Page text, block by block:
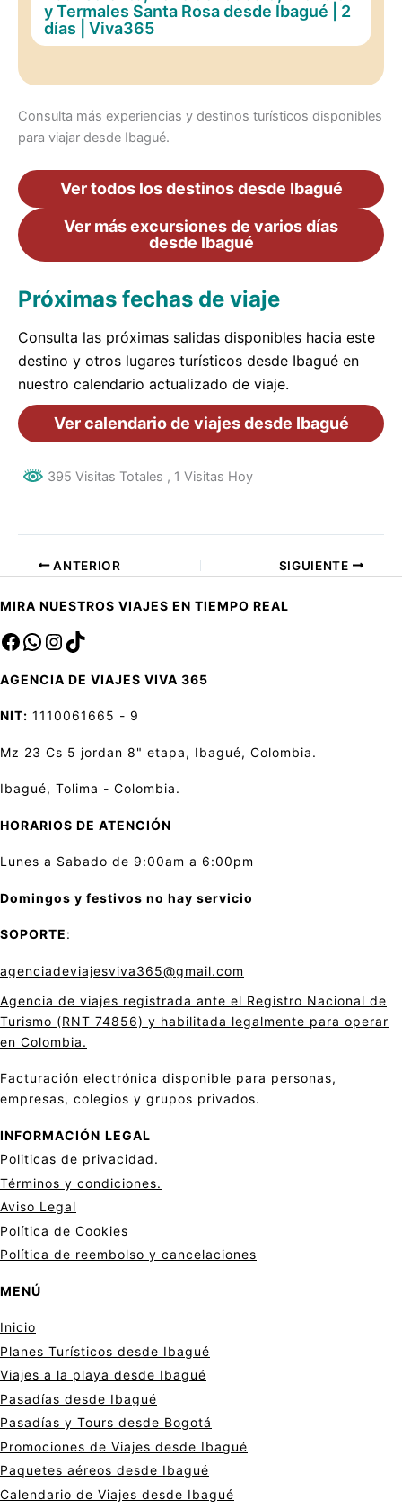
y Termales Santa Rosa desde Ibagué | 2
días | Viva365
Consulta más experiencias y destinos turísticos disponibles
para viajar desde Ibagué.
Ver todos los destinos desde Ibagué
Ver más excursiones de varios días
desde Ibagué
Próximas fechas de viaje
Consulta las próximas salidas disponibles hacia este
destino y otros lugares turísticos desde Ibagué en
nuestro calendario actualizado de viaje.
Ver calendario de viajes desde Ibagué
395 Visitas Totales , 1 Visitas Hoy
ANTERIOR SIGUIENTE
MIRA NUESTROS VIAJES EN TIEMPO REAL
Facebook
saInstagram
TikTok
AGENCIA DE VIAJES VIVA 365
NIT: 1110061665 - 9
Mz 23 Cs 5 jordan 8" etapa, Ibagué, Colombia.
Ibagué, Tolima - Colombia.
HORARIOS DE ATENCIÓN
Lunes a Sabado de 9:00am a 6:00pm
Domingos y festivos no hay servicio
SOPORTE:
agenciadeviajesviva365@gmail.com
Agencia de viajes registrada ante el Registro Nacional de
Turismo (RNT 74856) y habilitada legalmente para operar
en Colombia.
Facturación electrónica disponible para personas,
empresas, colegios y grupos privados.
INFORMACIÓN LEGAL
Politicas de privacidad.
Términos y condiciones.
Aviso Legal
Política de Cookies
Política de reembolso y cancelaciones
MENÚ
Inicio
Planes Turísticos desde Ibagué
Viajes a la playa desde Ibagué
Pasadías desde Ibagué
Pasadías y Tours desde Bogotá
Promociones de Viajes desde Ibagué
Paquetes aéreos desde Ibagué
Calendario de Viajes desde Ibagué